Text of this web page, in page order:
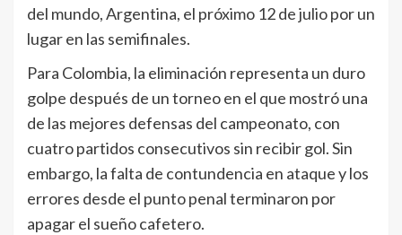
del mundo, Argentina, el próximo 12 de julio por un
lugar en las semifinales.
Para Colombia, la eliminación representa un duro
golpe después de un torneo en el que mostró una
de las mejores defensas del campeonato, con
cuatro partidos consecutivos sin recibir gol. Sin
embargo, la falta de contundencia en ataque y los
errores desde el punto penal terminaron por
apagar el sueño cafetero.